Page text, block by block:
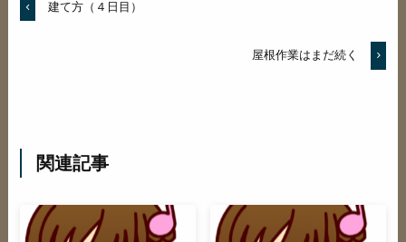
建て方（４日目）
屋根作業はまだ続く
関連記事